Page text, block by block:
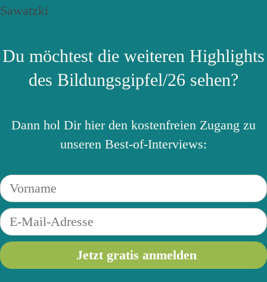
Du möchtest die weiteren Highlights
des Bildungsgipfel/26 sehen?
Dann hol Dir hier den kostenfreien Zugang zu
unseren Best-of-Interviews: